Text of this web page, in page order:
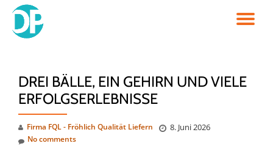
Skip
DREI BÄLLE, EIN GEHIRN UND VIELE
ERFOLGSERLEBNISSE
Firma FQL - Fröhlich Qualität Liefern 8. Juni 2026
No comments